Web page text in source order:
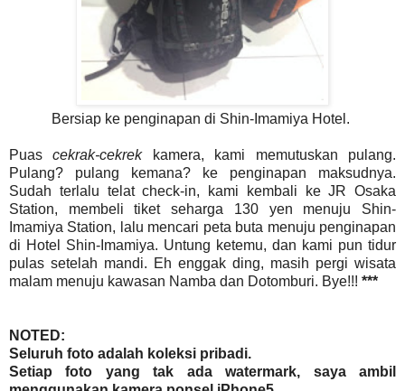
Bersiap ke penginapan di Shin-Imamiya Hotel.
Puas cekrak-cekrekkamera, kami memutuskan pulang.
Pulang? pulang kemana? ke penginapan maksudnya.
Sudah terlalu telat check-in, kami kembali ke JR Osaka
Station, membeli tiket seharga 130 yen menuju Shin-
Imamiya Station, lalu mencari peta buta menuju penginapan
di Hotel Shin-Imamiya. Untung ketemu, dan kami pun tidur
pulas setelah mandi. Eh enggak ding, masih pergi wisata
malam menuju kawasan Namba dan Dotomburi. Bye!!! ***
NOTED:
Seluruh foto adalah koleksi pribadi.
Setiap foto yang tak ada watermark, saya ambil